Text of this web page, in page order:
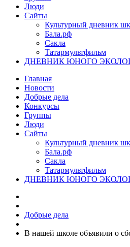
Люди
Сайты
Культурный дневник
Бала.рф
Сакла
Татармультфильм
ДНЕВНИК ЮНОГО
Главная
Новости
Добрые дела
Конкурсы
Группы
Люди
Сайты
Культурный дневник
Бала.рф
Сакла
Татармультфильм
ДНЕВНИК ЮНОГО
Добрые дела
В нашей школе объявили о